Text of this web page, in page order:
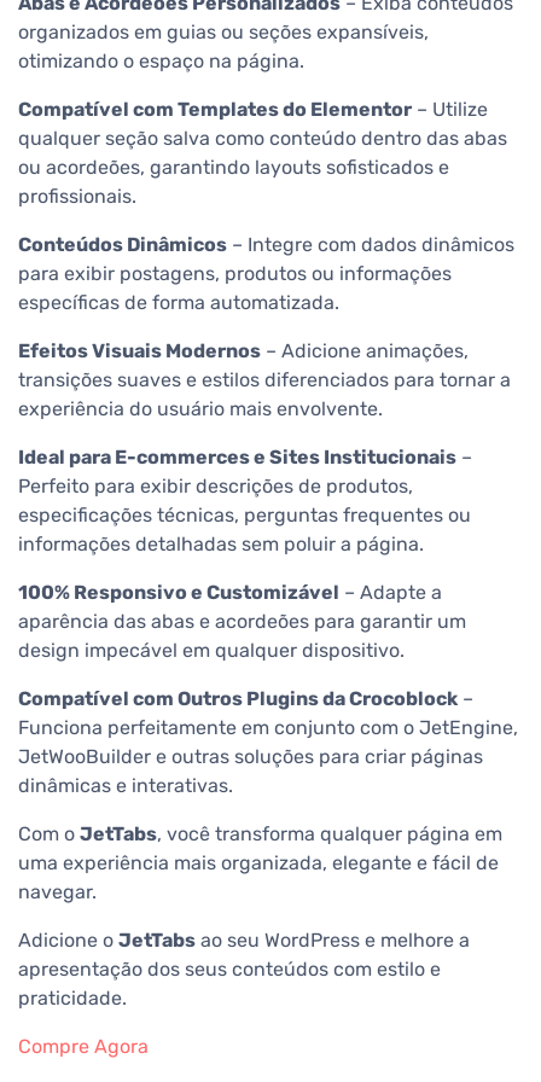
organizados em guias ou seções expansíveis,
otimizando o espaço na página.
Compatível com Templates do Elementor – Utilize
qualquer seção salva como conteúdo dentro das abas
ou acordeões, garantindo layouts sofisticados e
profissionais.
Conteúdos Dinâmicos – Integre com dados dinâmicos
para exibir postagens, produtos ou informações
específicas de forma automatizada.
Efeitos Visuais Modernos – Adicione animações,
transições suaves e estilos diferenciados para tornar a
experiência do usuário mais envolvente.
Ideal para E-commerces e Sites Institucionais –
Perfeito para exibir descrições de produtos,
especificações técnicas, perguntas frequentes ou
informações detalhadas sem poluir a página.
100% Responsivo e Customizável – Adapte a
aparência das abas e acordeões para garantir um
design impecável em qualquer dispositivo.
Compatível com Outros Plugins da Crocoblock –
Funciona perfeitamente em conjunto com o JetEngine,
JetWooBuilder e outras soluções para criar páginas
dinâmicas e interativas.
Com o JetTabs, você transforma qualquer página em
uma experiência mais organizada, elegante e fácil de
navegar.
Adicione o JetTabs ao seu WordPress e melhore a
apresentação dos seus conteúdos com estilo e
praticidade.
Compre Agora